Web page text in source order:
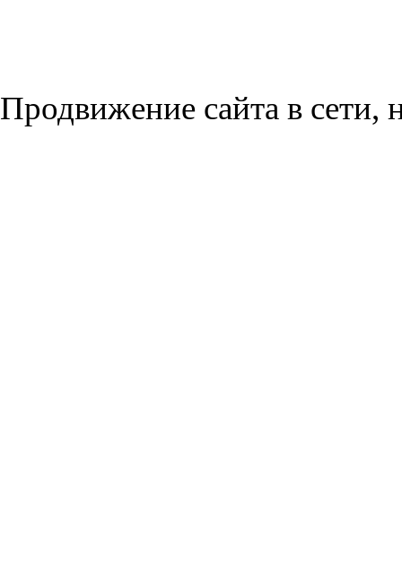
Продвижение сайта в сети,